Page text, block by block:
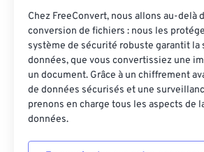
Chez FreeConvert, nous allons au-delà
conversion de fichiers : nous les
système de sécurité robuste garantit la
données, que vous convertissiez une
un document. Grâce à un chiffrement
de données sécurisés et une
prenons en charge tous les aspects de
données.